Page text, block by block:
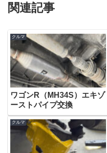
関連記事
クルマ
ワゴンR（MH34S）エキゾ
ーストパイプ交換
クルマ